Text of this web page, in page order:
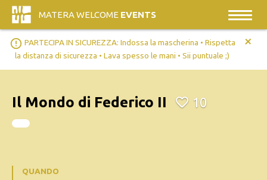
MATERA WELCOME EVENTS
error_outline PARTECIPA IN SICUREZZA: Indossa la mascherina • Rispetta
la distanza di sicurezza • Lava spesso le mani • Sii puntuale ;)
+
Il Mondo di Federico II 10
QUANDO